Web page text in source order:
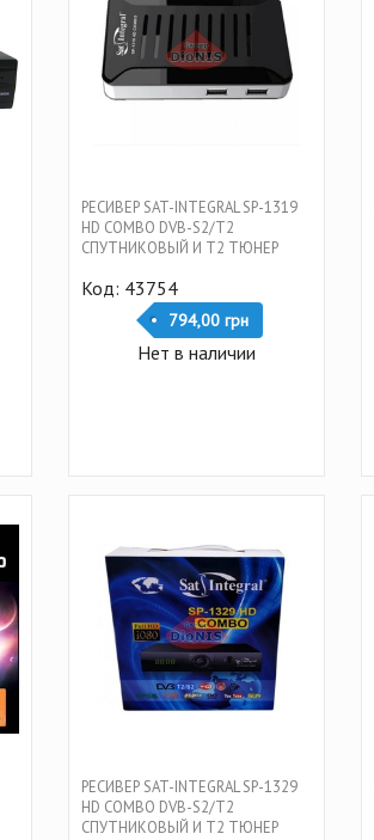
РЕСИВЕР SAT-INTEGRAL SP-1319
HD COMBO DVB-S2/T2
СПУТНИКОВЫЙ И Т2 ТЮНЕР
Код: 43754
794,00 грн
Нет в наличии
РЕСИВЕР SAT-INTEGRAL SP-1329
HD COMBO DVB-S2/T2
СПУТНИКОВЫЙ И Т2 ТЮНЕР